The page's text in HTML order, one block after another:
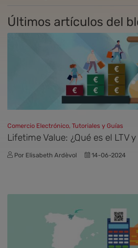
Últimos artículos del
Comercio Electrónico, Tutoriales y Guías
Lifetime Value: ¿Qué es el LTV
Por Elisabeth Ardèvol 14-06-2024